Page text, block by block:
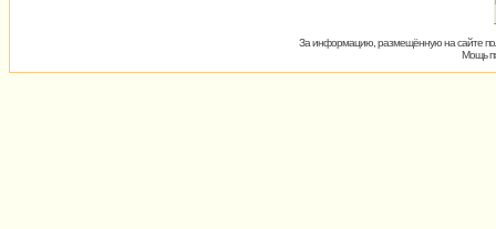
За информацию, размещённую на сайте
Мощь